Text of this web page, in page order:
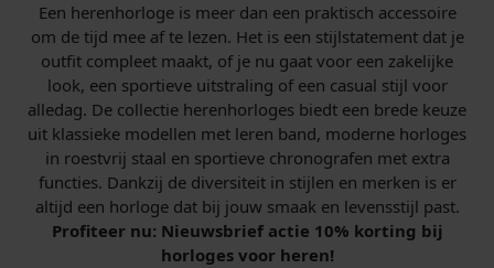
Een herenhorloge is meer dan een praktisch accessoire
om de tijd mee af te lezen. Het is een stijlstatement dat je
outfit compleet maakt, of je nu gaat voor een zakelijke
look, een sportieve uitstraling of een casual stijl voor
alledag. De collectie herenhorloges biedt een brede keuze
uit klassieke modellen met leren band, moderne horloges
in roestvrij staal en sportieve chronografen met extra
functies. Dankzij de diversiteit in stijlen en merken is er
altijd een horloge dat bij jouw smaak en levensstijl past.
Profiteer nu: Nieuwsbrief actie 10% korting bij
horloges voor heren!